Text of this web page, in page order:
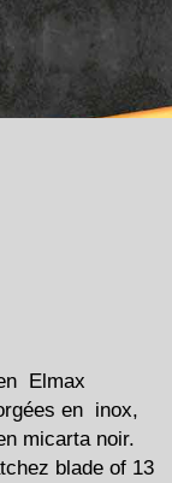
Elmax
en inox,
micarta noir.
blade of 13